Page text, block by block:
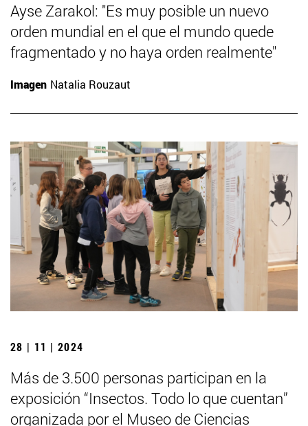
Ayse Zarakol: "Es muy posible un nuevo
orden mundial en el que el mundo quede
fragmentado y no haya orden realmente"
Imagen Natalia Rouzaut
28 | 11 | 2024
Más de 3.500 personas participan en la
exposición “Insectos. Todo lo que cuentan”
organizada por el Museo de Ciencias